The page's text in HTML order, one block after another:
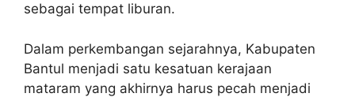
sebagai tempat liburan.
Dalam perkembangan sejarahnya, Kabupaten
Bantul menjadi satu kesatuan kerajaan
mataram yang akhirnya harus pecah menjadi